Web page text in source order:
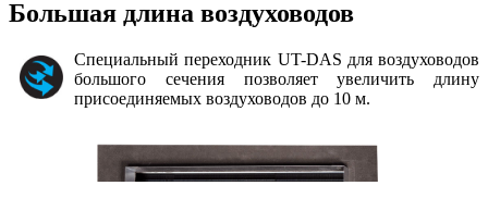
Большая длина воздуховодов
Специальный переходник UT-DAS для воздуховодов
большого сечения позволяет увеличить длину
присоединяемых воздуховодов до 10 м.